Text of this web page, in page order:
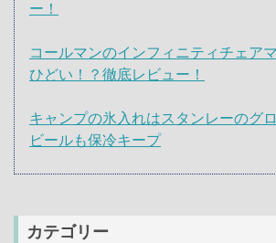
ー！
コールマンのインフィニティチェア
ひどい！？徹底レビュー！
キャンプの氷入れはスタンレーのグ
ビールも保冷キープ
カテゴリー